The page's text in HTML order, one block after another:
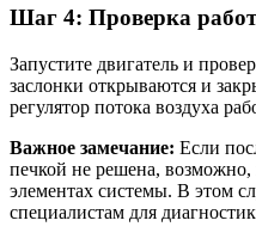
Шаг 4: Проверка
Запустите двигатель и
заслонки открываются и
регулятор потока воздуха
Важное замечание: Если
печкой не решена, возможно,
элементах системы. В этом
специалистам для